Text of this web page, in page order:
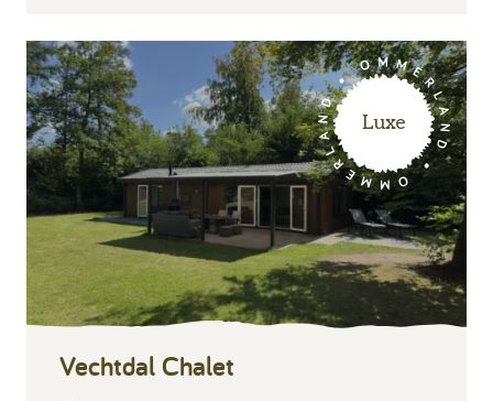
Luxe
Vechtdal Chalet